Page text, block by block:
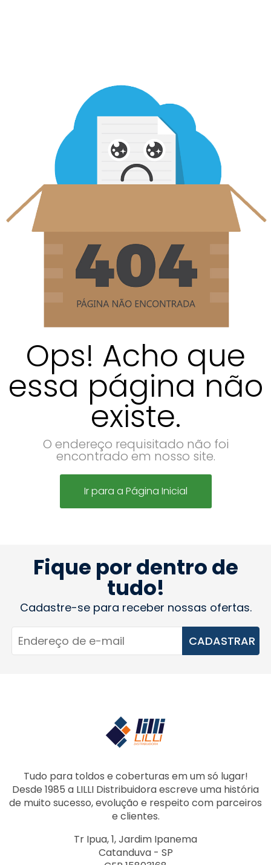
Ops! Acho que
essa página não
existe.
O endereço requisitado não foi
encontrado em nosso site.
Ir para a Página Inicial
Fique por dentro de
tudo!
Cadastre-se para receber nossas ofertas.
CADASTRAR
Tudo para toldos e coberturas em um só lugar!
Desde 1985 a LILLI Distribuidora escreve uma história
de muito sucesso, evolução e respeito com parceiros
e clientes.
Tr Ipua, 1, Jardim Ipanema
Catanduva - SP